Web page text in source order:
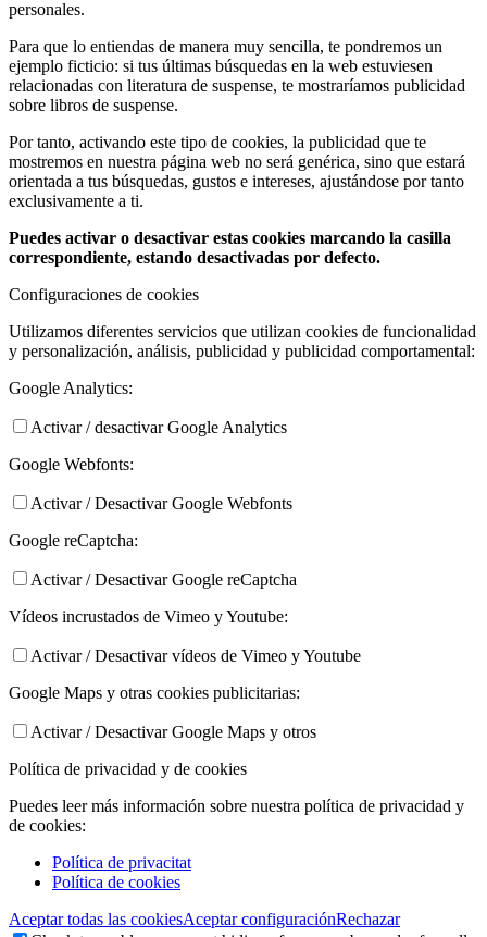
personales.
Para que lo entiendas de manera muy sencilla, te pondremos un
ejemplo ficticio: si tus últimas búsquedas en la web estuviesen
relacionadas con literatura de suspense, te mostraríamos publicidad
sobre libros de suspense.
Por tanto, activando este tipo de cookies, la publicidad que te
mostremos en nuestra página web no será genérica, sino que estará
orientada a tus búsquedas, gustos e intereses, ajustándose por tanto
exclusivamente a ti.
Puedes activar o desactivar estas cookies marcando la casilla
correspondiente, estando desactivadas por defecto.
Configuraciones de cookies
Utilizamos diferentes servicios que utilizan cookies de funcionalidad
y personalización, análisis, publicidad y publicidad comportamental:
Google Analytics:
Activar / desactivar Google Analytics
Google Webfonts:
Activar / Desactivar Google Webfonts
Google reCaptcha:
Activar / Desactivar Google reCaptcha
Vídeos incrustados de Vimeo y Youtube:
Activar / Desactivar vídeos de Vimeo y Youtube
Google Maps y otras cookies publicitarias:
Activar / Desactivar Google Maps y otros
Política de privacidad y de cookies
Puedes leer más información sobre nuestra política de privacidad y
de cookies:
Política de privacitat
Política de cookies
Aceptar todas las cookiesAceptar configuraciónRechazar